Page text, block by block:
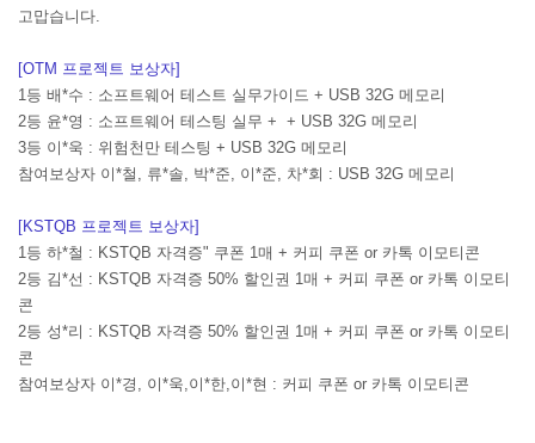
고맙습니다.
[OTM 프로젝트 보상자]
1등 배*수 : 소프트웨어 테스트 실무가이드 + USB 32G 메모리
2등 윤*영 : 소프트웨어 테스팅 실무 + + USB 32G 메모리
3등 이*욱 : 위험천만 테스팅 + USB 32G 메모리
참여보상자 이*철, 류*솔, 박*준, 이*준, 차*회 : USB 32G 메모리
[KSTQB 프로젝트 보상자]
1등 하*철 : KSTQB 자격증" 쿠폰 1매 + 커피 쿠폰 or 카톡 이모티콘
2등 김*선 : KSTQB 자격증 50% 할인권 1매 + 커피 쿠폰 or 카톡 이모티
콘
2등 성*리 : KSTQB 자격증 50% 할인권 1매 + 커피 쿠폰 or 카톡 이모티
콘
참여보상자 이*경, 이*욱,이*한,이*현 : 커피 쿠폰 or 카톡 이모티콘